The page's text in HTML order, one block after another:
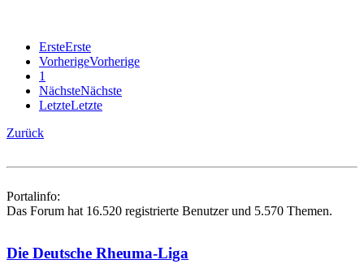
ErsteErste
VorherigeVorherige
1
NächsteNächste
LetzteLetzte
Zurück
Portalinfo:
Das Forum hat 16.520 registrierte Benutzer und 5.570 Themen.
Die Deutsche Rheuma-Liga